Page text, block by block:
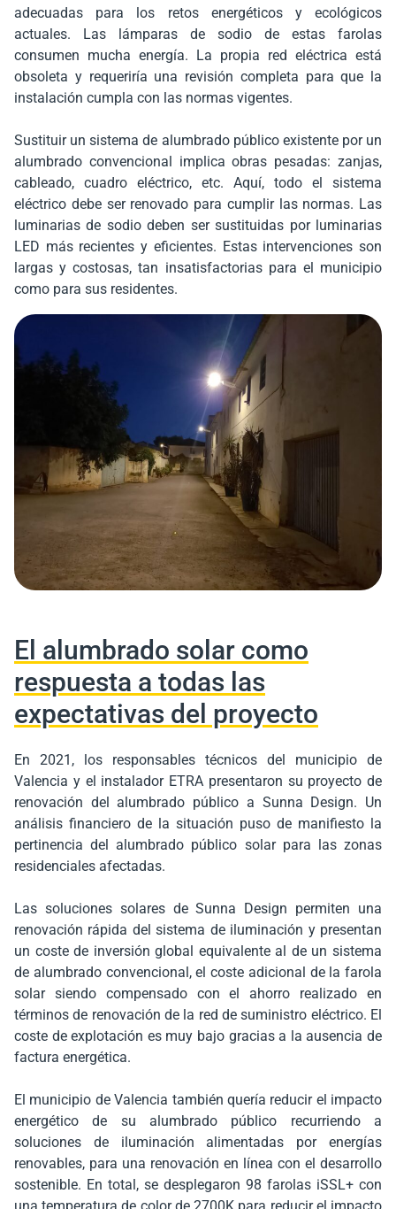
adecuadas para los retos energéticos y ecológicos
actuales. Las lámparas de sodio de estas farolas
consumen mucha energía. La propia red eléctrica está
obsoleta y requeriría una revisión completa para que la
instalación cumpla con las normas vigentes.
Sustituir un sistema de alumbrado público existente por un
alumbrado convencional implica obras pesadas: zanjas,
cableado, cuadro eléctrico, etc. Aquí, todo el sistema
eléctrico debe ser renovado para cumplir las normas. Las
luminarias de sodio deben ser sustituidas por luminarias
LED más recientes y eficientes. Estas intervenciones son
largas y costosas, tan insatisfactorias para el municipio
como para sus residentes.
El alumbrado solar como
respuesta a todas las
expectativas del proyecto
En 2021, los responsables técnicos del municipio de
Valencia y el instalador ETRA presentaron su proyecto de
renovación del alumbrado público a Sunna Design. Un
análisis financiero de la situación puso de manifiesto la
pertinencia del alumbrado público solar para las zonas
residenciales afectadas.
Las soluciones solares de Sunna Design permiten una
renovación rápida del sistema de iluminación y presentan
un coste de inversión global equivalente al de un sistema
de alumbrado convencional, el coste adicional de la farola
solar siendo compensado con el ahorro realizado en
términos de renovación de la red de suministro eléctrico. El
coste de explotación es muy bajo gracias a la ausencia de
factura energética.
El municipio de Valencia también quería reducir el impacto
energético de su alumbrado público recurriendo a
soluciones de iluminación alimentadas por energías
renovables, para una renovación en línea con el desarrollo
sostenible. En total, se desplegaron 98 farolas iSSL+ con